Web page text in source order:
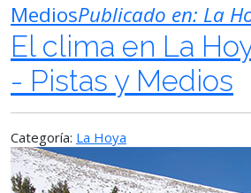
MediosPublicado en: La
El clima en La
- Pistas y Medios
Categoría: La Hoya